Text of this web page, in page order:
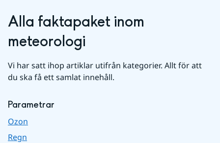
Alla faktapaket inom
meteorologi
Vi har satt ihop artiklar utifrån kategorier. Allt för att
du ska få ett samlat innehåll.
Parametrar
Ozon
Regn